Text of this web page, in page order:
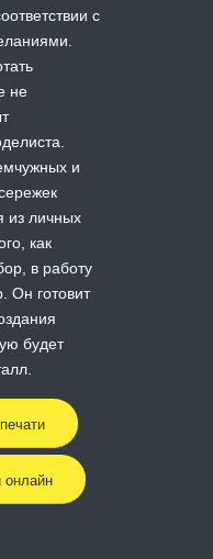
с
не
и
из личных
как
в работу
Он готовит
будет
онлайн